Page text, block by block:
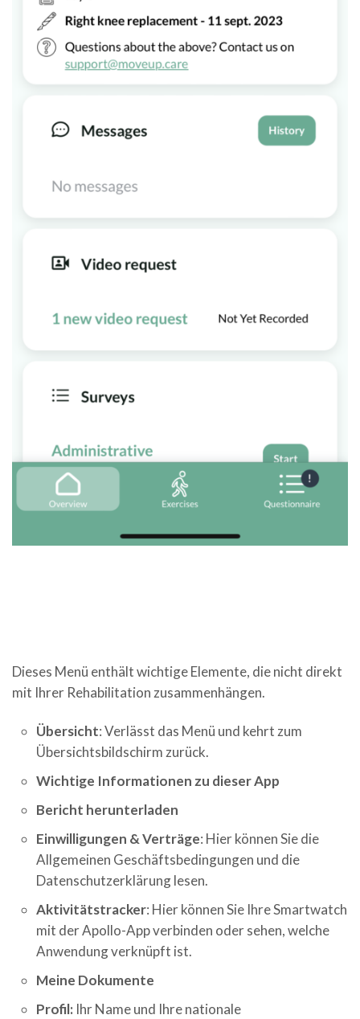
Dieses Menü enthält wichtige Elemente, die nicht direkt
mit Ihrer Rehabilitation zusammenhängen.
Übersicht: Verlässt das Menü und kehrt zum
Übersichtsbildschirm zurück.
Wichtige Informationen zu dieser App
Bericht herunterladen
Einwilligungen & Verträge: Hier können Sie die
Allgemeinen Geschäftsbedingungen und die
Datenschutzerklärung lesen.
Aktivitätstracker: Hier können Sie Ihre Smartwatch
mit der Apollo-App verbinden oder sehen, welche
Anwendung verknüpft ist.
Meine Dokumente
Profil: Ihr Name und Ihre nationale